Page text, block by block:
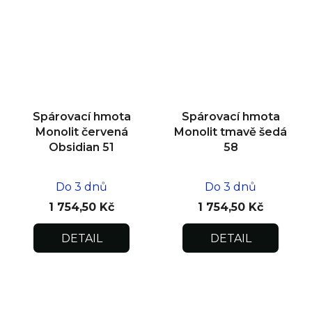
Spárovací hmota
Monolit červená
Obsidian 51
Do 3 dnů
1 754,50 Kč
DETAIL
Spárovací hmota
Monolit tmavě šedá
58
Do 3 dnů
1 754,50 Kč
DETAIL